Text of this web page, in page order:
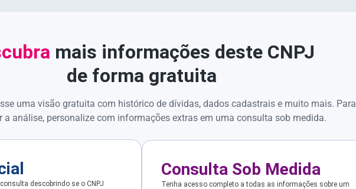
mais informações deste CNPJ
de forma gratuita
uma visão gratuita com histórico de dívidas, dados cadastrais e muito mais. Para
a análise, personalize com informações extras em uma consulta sob medida.
descobrindo se o CNPJ
Consulta Sob Medida
Tenha acesso completo a todas as informações sobre um